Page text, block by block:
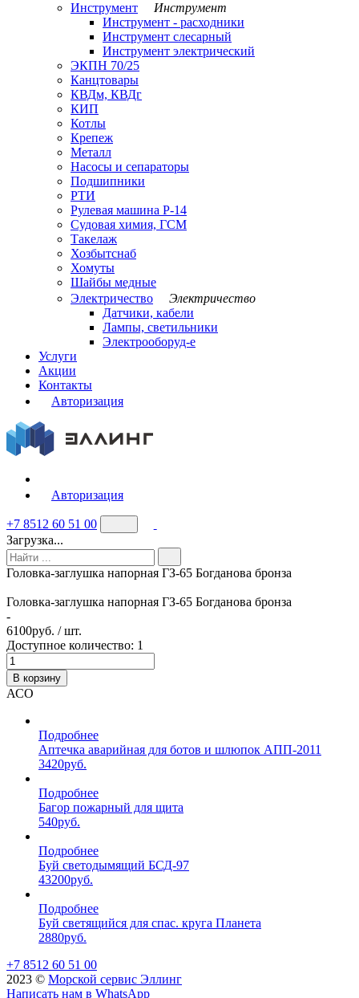
Инструмент
Инструмент
Инструмент - расходники
Инструмент слесарный
Инструмент электрический
ЭКПН 70/25
Канцтовары
КВДм, КВДг
КИП
Котлы
Крепеж
Металл
Насосы и сепараторы
Подшипники
РТИ
Рулевая машина Р-14
Судовая химия, ГСМ
Такелаж
Хозбытснаб
Хомуты
Шайбы медные
Электричество
Электричество
Датчики, кабели
Лампы, светильники
Электрооборуд-е
Услуги
Акции
Контакты
Авторизация
Авторизация
+7 8512 60 51 00
Загрузка...
Головка-заглушка напорная ГЗ-65 Богданова бронза
Головка-заглушка напорная ГЗ-65 Богданова бронза
-
6100руб. / шт.
Доступное количество: 1
В корзину
АСО
Подробнее
Аптечка аварийная для ботов и шлюпок АПП-2011
3420руб.
Подробнее
Багор пожарный для щита
540руб.
Подробнее
Буй светодымящий БСД-97
43200руб.
Подробнее
Буй светящийся для спас. круга Планета
2880руб.
+7 8512 60 51 00
2023 ©️ Морской сервис Эллинг
Написать нам в WhatsApp